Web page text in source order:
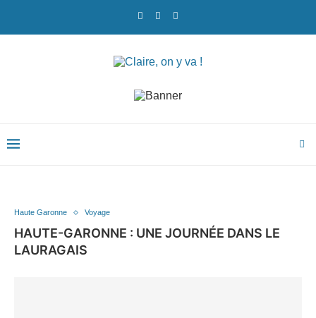
Haute Garonne Voyage
HAUTE-GARONNE : UNE JOURNÉE DANS LE
LAURAGAIS